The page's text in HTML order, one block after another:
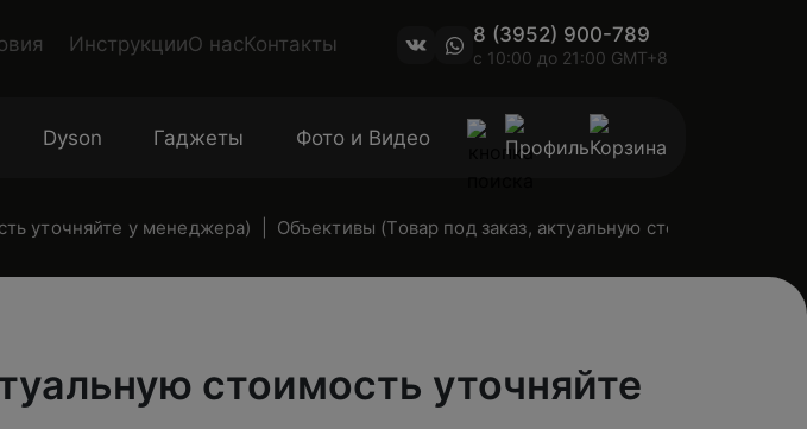
ИнструкцииО насКонтакты 8 (3952) 900-789
с 10:00 до 21:00 GMT+8
Dyson Гаджеты Фото и Видео
уточняйте у менеджера) Объективы (Товар под заказ, актуальную стоимость
стоимость уточняйте